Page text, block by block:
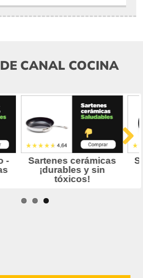
CANAL COCINA